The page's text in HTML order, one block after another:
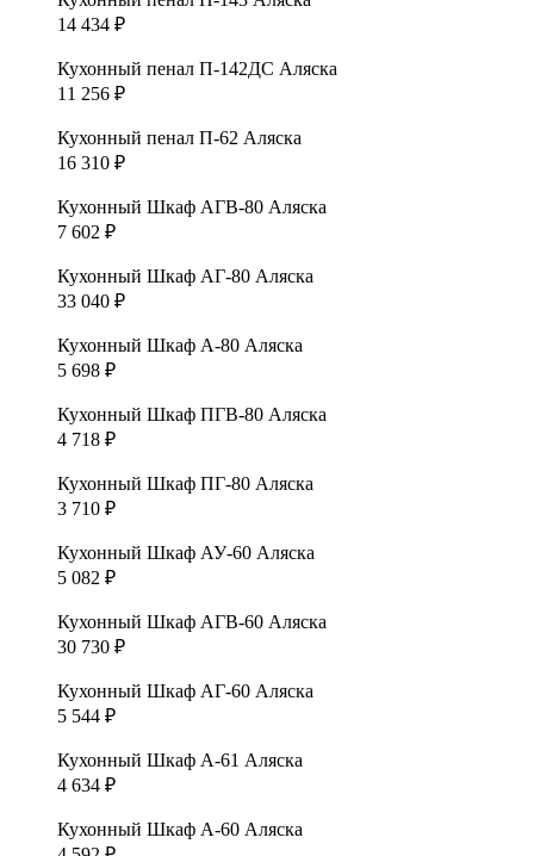
14 434 ₽
Кухонный пенал П-142ДС Аляска
11 256 ₽
Кухонный пенал П-62 Аляска
16 310 ₽
Кухонный Шкаф АГВ-80 Аляска
7 602 ₽
Кухонный Шкаф АГ-80 Аляска
33 040 ₽
Кухонный Шкаф А-80 Аляска
5 698 ₽
Кухонный Шкаф ПГВ-80 Аляска
4 718 ₽
Кухонный Шкаф ПГ-80 Аляска
3 710 ₽
Кухонный Шкаф АУ-60 Аляска
5 082 ₽
Кухонный Шкаф АГВ-60 Аляска
30 730 ₽
Кухонный Шкаф АГ-60 Аляска
5 544 ₽
Кухонный Шкаф А-61 Аляска
4 634 ₽
Кухонный Шкаф А-60 Аляска